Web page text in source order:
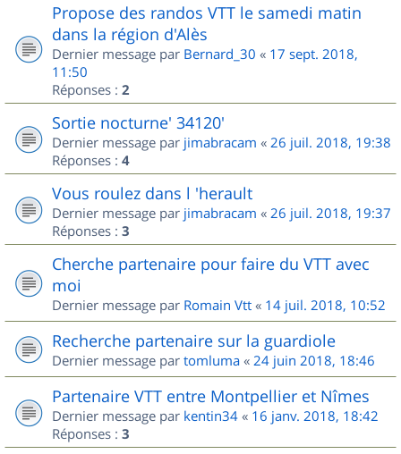
Propose des randos VTT le samedi matin
dans la région d'Alès
Dernier message par Bernard_30 « 17 sept. 2018,
11:50
Réponses : 2
Sortie nocturne' 34120'
Dernier message par jimabracam « 26 juil. 2018, 19:38
Réponses : 4
Vous roulez dans l 'herault
Dernier message par jimabracam « 26 juil. 2018, 19:37
Réponses : 3
Cherche partenaire pour faire du VTT avec
moi
Dernier message par Romain Vtt « 14 juil. 2018, 10:52
Recherche partenaire sur la guardiole
Dernier message par tomluma « 24 juin 2018, 18:46
Partenaire VTT entre Montpellier et Nîmes
Dernier message par kentin34 « 16 janv. 2018, 18:42
Réponses : 3